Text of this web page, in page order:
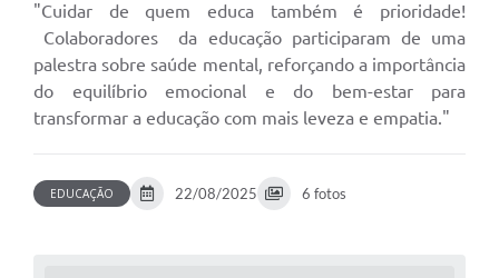
"Cuidar de quem educa também é prioridade!
Colaboradores da educação participaram de uma
palestra sobre saúde mental, reforçando a importância
do equilíbrio emocional e do bem-estar para
transformar a educação com mais leveza e empatia."
EDUCAÇÃO 22/08/2025 6 fotos